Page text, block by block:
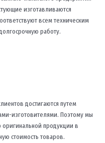
изготавливаются
всем техническим
работу.
достигаются путем
изготовителями. Поэтому мы
продукции в
стоимость товаров.